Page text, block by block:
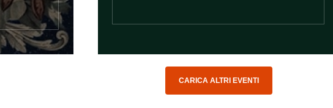
CARICA ALTRI EVENTI